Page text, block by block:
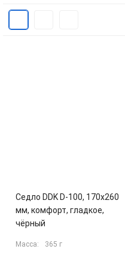
Седло DDK D-100, 170x260
мм, комфорт, гладкое,
чёрный
Масса: 365 г